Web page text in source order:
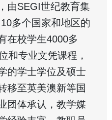
由SEGI世纪教育集
多个国家和地区的
在校学生4000多
和专业文凭课程，
的学士学位及硕士
移至英美澳新等国
团体承认，教学媒